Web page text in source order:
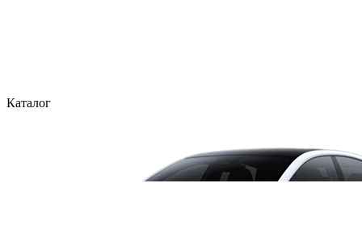
Каталог